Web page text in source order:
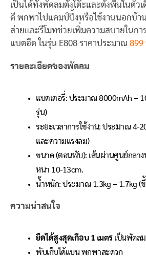
เป็นได้ทั้งพัดลมตั้งโต๊ะและตั้งพื้นในตัว
ดี พกพาไปแคมป์ปิ้งหรือใช้งานนอกบ้า
ส่ายและรีโมทช่วยเพิ่มความสบายในกา
แบตอึด ในรุ่น E808 ราคาประมาณ 899
รายละเอียดของพัดลม
แบตเตอรี่: ประมาณ 8000mAh –
รุ่น)
ระยะเวลาการใช้งาน: ประมาณ 4-
และความแรงลม)
ขนาด (ตอนพับ): เส้นผ่านศูนย์กลา
หนา 10-13cm.
น้ำหนัก: ประมาณ 1.3kg – 1.7kg (
ความน่าสนใจ
ยืดได้สูงสุดเกือบ 1 เมตรเป็นพัดล
พับเก็บได้แบน พกพาสะดวก